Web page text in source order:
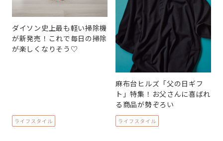
ダイソン史上最も軽い掃除機
が新発売！これで毎日の掃除
が楽しくなりそう♡
ライフスタイル
麻布台ヒルズ「父の日ギフ
ト」特集！お父さんに喜ばれ
る商品が勢ぞろい
ライフスタイル